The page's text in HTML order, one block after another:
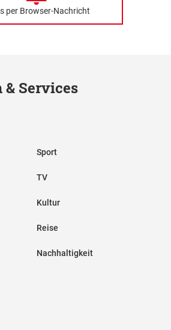
per Browser-Nachricht
Services
Sport
TV
Kultur
Reise
Nachhaltigkeit